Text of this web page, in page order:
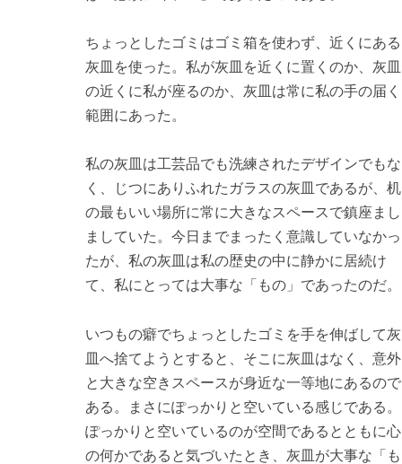
ちょっとしたゴミはゴミ箱を使わず、近くにある
灰皿を使った。私が灰皿を近くに置くのか、灰皿
の近くに私が座るのか、灰皿は常に私の手の届く
範囲にあった。
私の灰皿は工芸品でも洗練されたデザインでもな
く、じつにありふれたガラスの灰皿であるが、机
の最もいい場所に常に大きなスペースで鎮座まし
ましていた。今日までまったく意識していなかっ
たが、私の灰皿は私の歴史の中に静かに居続け
て、私にとっては大事な「もの」であったのだ。
いつもの癖でちょっとしたゴミを手を伸ばして灰
皿へ捨てようとすると、そこに灰皿はなく、意外
と大きな空きスペースが身近な一等地にあるので
ある。まさにぽっかりと空いている感じである。
ぽっかりと空いているのが空間であるとともに心
の何かであると気づいたとき、灰皿が大事な「も